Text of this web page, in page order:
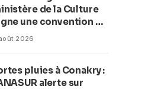
de la Culture
une convention de
millions de dollars
2026
pluies à Conakry :
alerte sur